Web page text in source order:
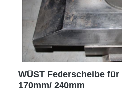
WÜST Federscheibe
170mm/ 240mm